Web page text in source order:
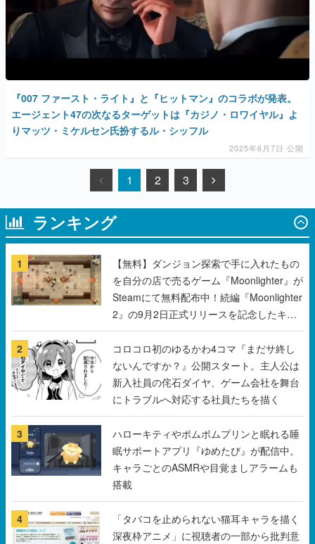
『007 ファースト・ライト』と『ヒットマン』のコラボが発表。
エージェント47の次なるターゲットは『カジノ・ロワイヤル』よ
りマッツ・ミケルセン氏扮するル・シッフル
2025年6月7日 公開
1 2 3
ランキング
1
【無料】ダンジョン探索で手に入れたもの
を自分の店で売るゲーム『Moonlighter』が
Steamにて無料配布中！続編『Moonlighter
2』の9月2日正式リリースを記念したキャ
ンペーン
2
コロコロ初のゆるかわ4コマ『まだサ終し
ないんですか？』公開スタート。主人公は
新入社員の侘石ダイヤ、ゲーム会社を舞台
にトラブルへ対応する社員たちを描く
3
ハローキティやポムポムプリンと眠れる睡
眠サポートアプリ『ゆめたび』が配信中。
キャラごとのASMRや目覚ましアラームも
搭載
4
「タバコを止められない猫耳キャラを描く
深夜枠アニメ」に視聴者の一部から批判意